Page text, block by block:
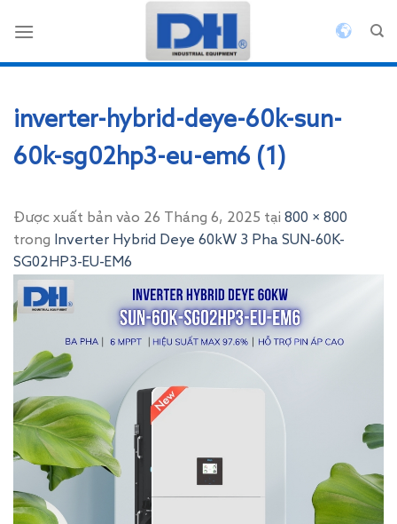
qua
inverter-hybrid-deye-60k-sun-
60k-sg02hp3-eu-em6 (1)
Được xuất bản vào 26 Tháng 6, 2025 tại 800 × 800
trong
Inverter Hybrid Deye 60kW 3 Pha SUN-60K-
SG02HP3-EU-EM6